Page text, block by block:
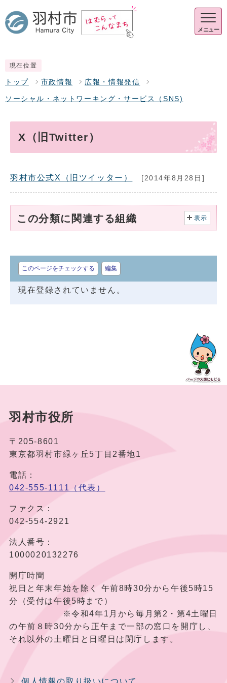
メニュー
現在位置
トップ 市政情報 広報・情報発信
ソーシャル・ネットワーキング・サービス（SNS)
X（旧Twitter）
羽村市公式X（旧ツイッター） [2014年8月28日]
この分類に関連する組織 表示
このページをチェックする 編集
現在登録されていません。
羽村市役所
〒205-8601
東京都羽村市緑ヶ丘5丁目2番地1
電話：
042-555-1111（代表）
ファクス：
042-554-2921
法人番号：
1000020132276
開庁時間
祝日と年末年始を除く 午前8時30分から午後5時15
分（受付は午後5時まで）
※令和4年1月から毎月第2・第4土曜日
の午前８時30分から正午まで一部の窓口を開庁し、
それ以外の土曜日と日曜日は閉庁します。